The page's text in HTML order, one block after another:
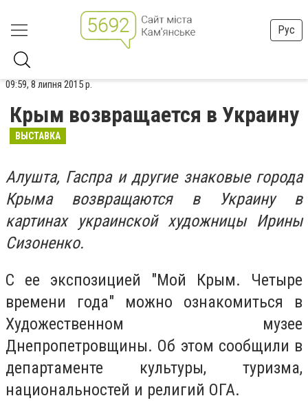
Рус
09:59, 8 липня 2015 р.
Крым возвращается в Украину
ВЫСТАВКА
Алушта, Гаспра и другие знаковые города
Крыма возвращаются в Украину в
картинах украинской художницы Ирины
Сизоненко.
С ее экспозицией "Мой Крым. Четыре
времени года" можно ознакомиться в
Художественном музее
Днепропетровщины. Об этом сообщили в
департаменте культуры, туризма,
национальностей и религий ОГА.